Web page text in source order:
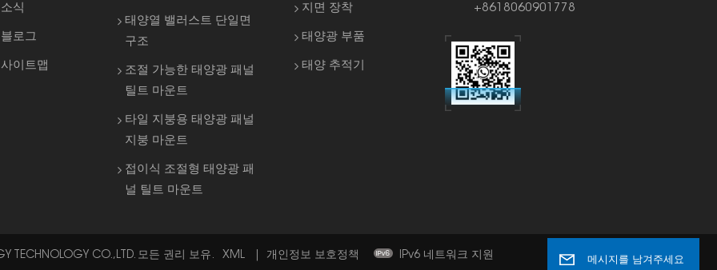
소식
블로그
사이트맵
태양열 밸러스트 단일면
구조
조절 가능한 태양광 패널
틸트 마운트
타일 지붕용 태양광 패널
지붕 마운트
접이식 조절형 태양광 패
널 틸트 마운트
지면 장착
태양광 부품
태양 추적기
+8618060901778
TECHNOLOGY CO.,LTD. 모든 권리 보유. XML 개인정보 보호정책 IPv6 네트워크 지원 메시지를 남겨주세요